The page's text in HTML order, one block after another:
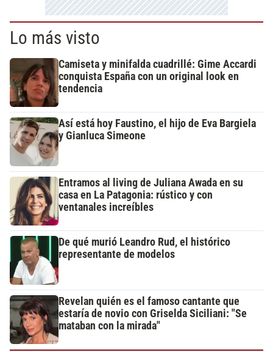
Lo más visto
Camiseta y minifalda cuadrillé: Gime Accardi
conquista España con un original look en
tendencia
Así está hoy Faustino, el hijo de Eva Bargiela
y Gianluca Simeone
Entramos al living de Juliana Awada en su
casa en La Patagonia: rústico y con
ventanales increíbles
De qué murió Leandro Rud, el histórico
representante de modelos
Revelan quién es el famoso cantante que
estaría de novio con Griselda Siciliani: "Se
mataban con la mirada"